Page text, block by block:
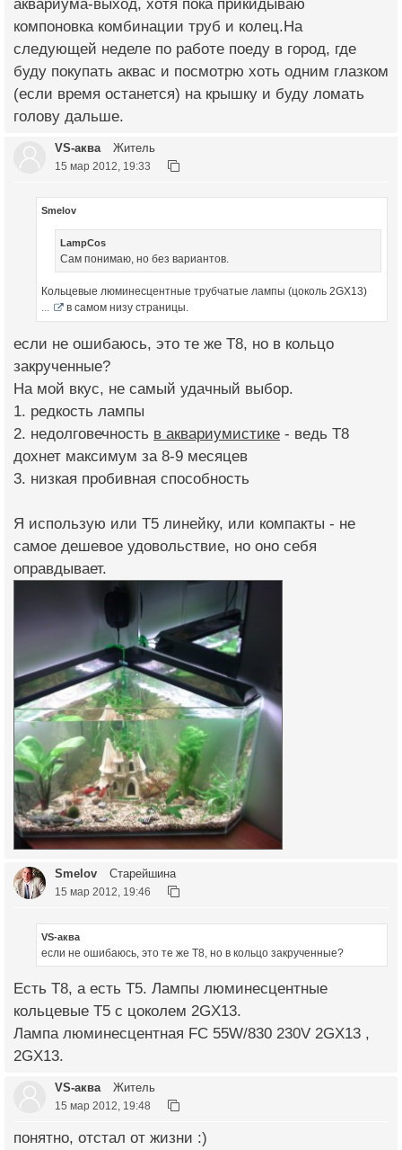
аквариума-выход, хотя пока прикидываю
компоновка комбинации труб и колец.На
следующей неделе по работе поеду в город, где
буду покупать аквас и посмотрю хоть одним глазком
(если время останется) на крышку и буду ломать
голову дальше.
VS-аква Житель
15 мар 2012, 19:33
Smelov
LampCos
Сам понимаю, но без вариантов.
Кольцевые люминесцентные трубчатые лампы (цоколь 2GX13)
...
в самом низу страницы.
если не ошибаюсь, это те же Т8, но в кольцо
закрученные?
На мой вкус, не самый удачный выбор.
1. редкость лампы
2. недолговечность в аквариумистике - ведь Т8
дохнет максимум за 8-9 месяцев
3. низкая пробивная способность
Я использую или Т5 линейку, или компакты - не
самое дешевое удовольствие, но оно себя
оправдывает.
Smelov Старейшина
15 мар 2012, 19:46
VS-аква
если не ошибаюсь, это те же Т8, но в кольцо закрученные?
Есть Т8, а есть Т5. Лампы люминесцентные
кольцевые Т5 с цоколем 2GX13.
Лампа люминесцентная FC 55W/830 230V 2GX13 ,
2GX13.
VS-аква Житель
15 мар 2012, 19:48
понятно, отстал от жизни :)